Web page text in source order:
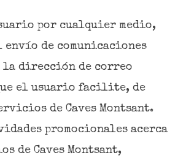
por cualquier medio,
de comunicaciones
la dirección de correo
el usuario facilite, de
de Caves Montsant.
promocionales acerca
de Caves Montsant,